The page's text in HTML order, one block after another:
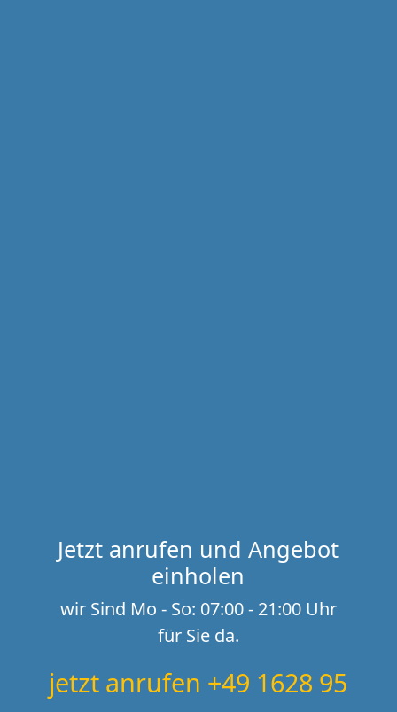
Jetzt anrufen und Angebot
einholen
wir Sind Mo - So: 07:00 - 21:00 Uhr
für Sie da.
jetzt anrufen +49 1628 95